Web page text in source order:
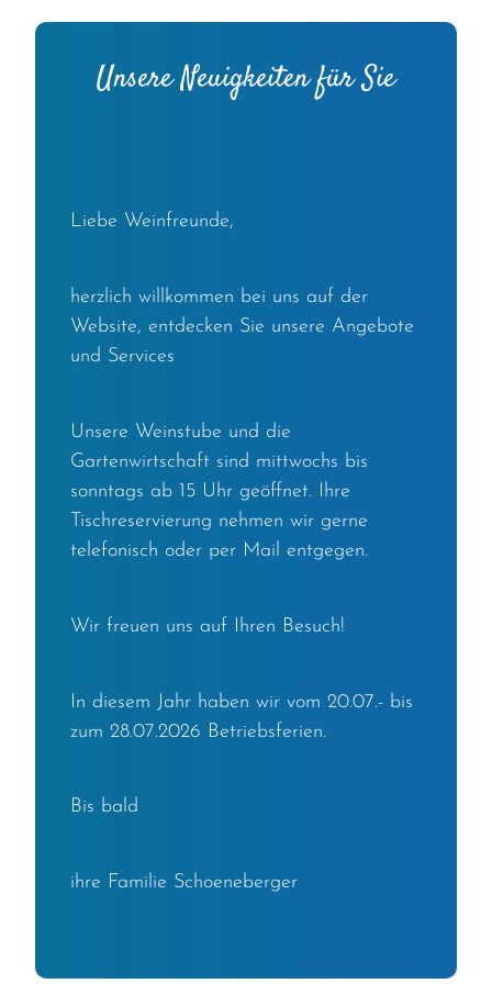
Unsere Neuigkeiten für Sie
Liebe Weinfreunde,
herzlich willkommen bei uns auf der
Website, entdecken Sie unsere Angebote
und Services
Unsere Weinstube und die
Gartenwirtschaft sind mittwochs bis
sonntags ab 15 Uhr geöffnet. Ihre
Tischreservierung nehmen wir gerne
telefonisch oder per Mail entgegen.
Wir freuen uns auf Ihren Besuch!
In diesem Jahr haben wir vom 20.07.- bis
zum 28.07.2026 Betriebsferien.
Bis bald
ihre Familie Schoeneberger